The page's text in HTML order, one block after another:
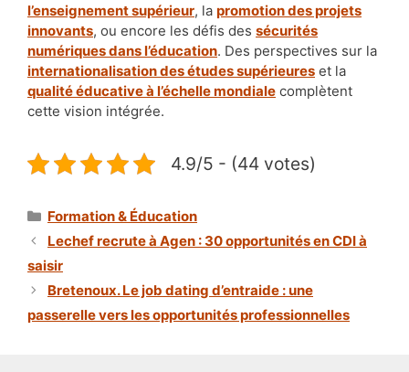
l’enseignement supérieur, la promotion des projets
innovants, ou encore les défis des sécurités
numériques dans l’éducation. Des perspectives sur la
internationalisation des études supérieures et la
qualité éducative à l’échelle mondiale complètent
cette vision intégrée.
4.9/5 - (44 votes)
Catégories
Formation & Éducation
Lechef recrute à Agen : 30 opportunités en CDI à
saisir
Bretenoux. Le job dating d’entraide : une
passerelle vers les opportunités professionnelles